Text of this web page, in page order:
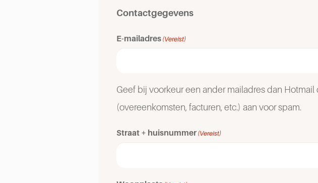
Contactgegevens
E-mailadres (Vereist)
Geef bij voorkeur een ander mailadres dan
(overeenkomsten, facturen, etc.) aan voor spam.
Straat + huisnummer (Vereist)